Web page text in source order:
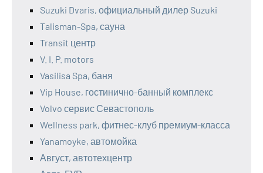
Suzuki Dvaris, официальный дилер Suzuki
Talisman-Spa, сауна
Transit центр
V. I. P. motors
Vasilisa Spa, баня
Vip House, гостинично-банный комплекс
Volvo сервис Севастополь
Wellness park, фитнес-клуб премиум-класса
Yanamoyke, автомойка
Август, автотехцентр